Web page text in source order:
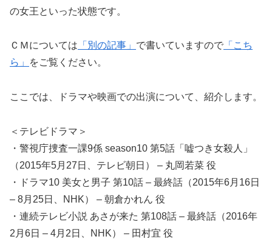
の女王といった状態です。
ＣＭについては 「別の記事」 で書いていますので 「こち
ら」
をご覧ください。
ここでは、ドラマや映画での出演について、紹介します。
＜テレビドラマ＞
・警視庁捜査一課9係 season10 第5話「嘘つき女殺人」
（2015年5月27日、テレビ朝日） – 丸岡若菜 役
・ドラマ10 美女と男子 第10話 – 最終話（2015年6月16日
– 8月25日、NHK） – 朝倉かれん 役
・連続テレビ小説 あさが来た 第108話 – 最終話（2016年
2月6日 – 4月2日、NHK） – 田村宜 役